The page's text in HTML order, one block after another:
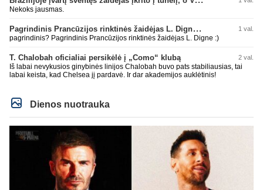
Nekoks jausmas.
Pagrindinis Prancūzijos rinktinės žaidėjas L. Digne papildė PSG gretas 1 val.
pagrindinis? Pagrindinis Prancūzijos rinktinės žaidėjas L. Digne :)
T. Chalobah oficialiai persikėlė į „Como“ klubą 2 val.
Iš labai nevykusios ginybinės linijos Chalobah buvo pats stabiliausias, tai
labai keista, kad Chelsea jį pardavė. Ir dar akademijos auklėtinis!
Dienos nuotrauka